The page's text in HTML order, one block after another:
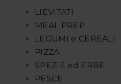
LIEVITATI
MEAL PREP
LEGUMI e CEREALI
PIZZA
SPEZIE ed ERBE
PESCE